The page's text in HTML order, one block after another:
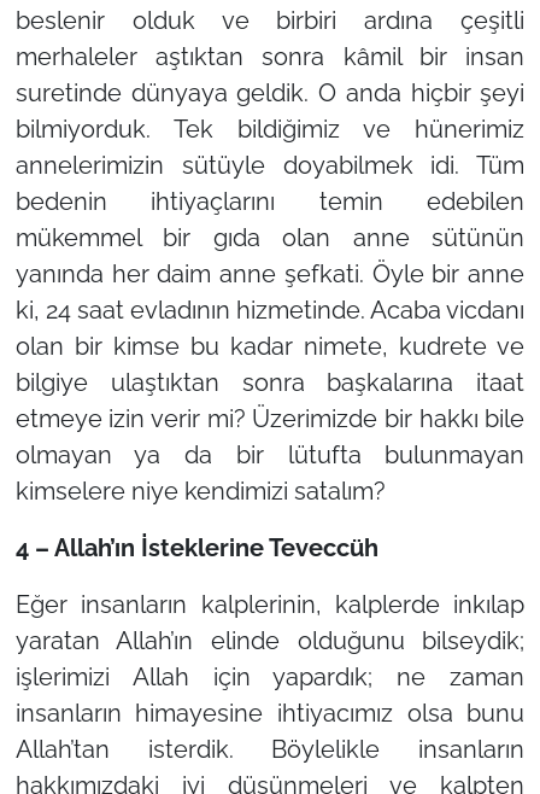
beslenir olduk ve birbiri ardına çeşitli
merhaleler aştıktan sonra kâmil bir insan
suretinde dünyaya geldik. O anda hiçbir şeyi
bilmiyorduk. Tek bildiğimiz ve hünerimiz
annelerimizin sütüyle doyabilmek idi. Tüm
bedenin ihtiyaçlarını temin edebilen
mükemmel bir gıda olan anne sütünün
yanında her daim anne şefkati. Öyle bir anne
ki, 24 saat evladının hizmetinde. Acaba vicdanı
olan bir kimse bu kadar nimete, kudrete ve
bilgiye ulaştıktan sonra başkalarına itaat
etmeye izin verir mi? Üzerimizde bir hakkı bile
olmayan ya da bir lütufta bulunmayan
kimselere niye kendimizi satalım?
4 – Allah’ın İsteklerine Teveccüh
Eğer insanların kalplerinin, kalplerde inkılap
yaratan Allah’ın elinde olduğunu bilseydik;
işlerimizi Allah için yapardık; ne zaman
insanların himayesine ihtiyacımız olsa bunu
Allah’tan isterdik. Böylelikle insanların
hakkımızdaki iyi düşünmeleri ve kalpten